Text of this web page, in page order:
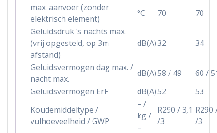
max. aanvoer (zonder
elektrisch element)
°C 70
70
Geluidsdruk ’s nachts max.
(vrij opgesteld, op 3m
afstand)
dB(A)32 34
Geluidsvermogen dag max. /
nacht max.
dB(A)58 / 49
60 /
Geluidsvermogen ErP
dB(A)52
53
Koudemiddeltype /
vulhoeveelheid / GWP
– /
kg /
–
R290 / 3,1
/3
R290
/3